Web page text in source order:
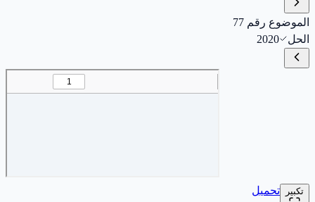
الموضوع رقم 77
الحل
2020
تكبير تحميل